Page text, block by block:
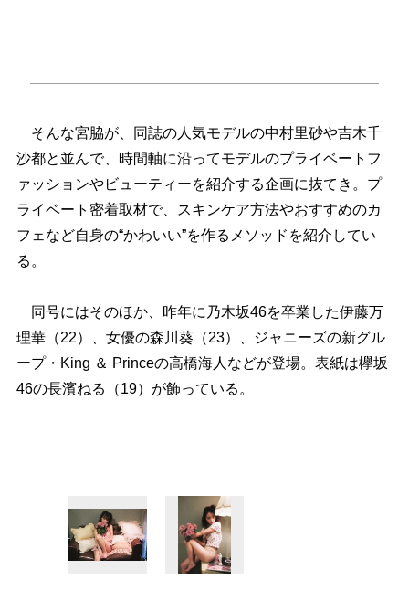
そんな宮脇が、同誌の人気モデルの中村里砂や吉木千
沙都と並んで、時間軸に沿ってモデルのプライベートフ
ァッションやビューティーを紹介する企画に抜てき。プ
ライベート密着取材で、スキンケア方法やおすすめのカ
フェなど自身の“かわいい”を作るメソッドを紹介してい
る。
同号にはそのほか、昨年に乃木坂46を卒業した伊藤万
理華（22）、女優の森川葵（23）、ジャニーズの新グル
ープ・King ＆ Princeの高橋海人などが登場。表紙は欅坂
46の長濱ねる（19）が飾っている。